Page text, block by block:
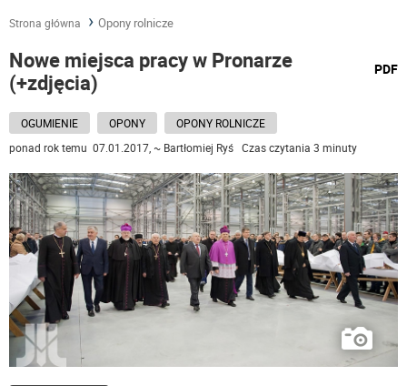
Strona główna Opony rolnicze
Nowe miejsca pracy w Pronarze
(+zdjęcia)
PDF
OGUMIENIE OPONY
OPONY ROLNICZE
ponad rok temu 07.01.2017, ~ Bartłomiej Ryś Czas czytania 3 minuty